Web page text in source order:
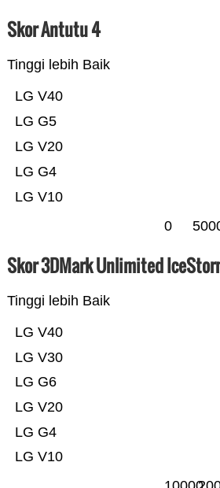
Skor Antutu 4
Tinggi lebih Baik
LG V10
LG G4
LG V20
LG G5
LG V40
0
Skor 3DMark Unlimited
Tinggi lebih Baik
LG V10
LG G4
LG V20
LG G6
LG V30
LG V40